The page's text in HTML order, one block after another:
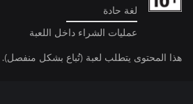
لغة حادة
عمليات الشراء داخل اللعبة
هذا المحتوى يتطلب لعبة (تُباع بشكل منفصل).